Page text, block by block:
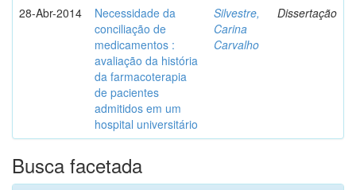
28-Abr-2014
Necessidade da
conciliação de
medicamentos :
avaliação da história
da farmacoterapia
de pacientes
admitidos em um
hospital universitário
Silvestre,
Carina
Carvalho
Dissertação
Busca facetada